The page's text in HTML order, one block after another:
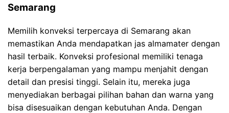
Semarang
Memilih konveksi terpercaya di Semarang akan
memastikan Anda mendapatkan jas almamater dengan
hasil terbaik. Konveksi profesional memiliki tenaga
kerja berpengalaman yang mampu menjahit dengan
detail dan presisi tinggi. Selain itu, mereka juga
menyediakan berbagai pilihan bahan dan warna yang
bisa disesuaikan dengan kebutuhan Anda. Dengan